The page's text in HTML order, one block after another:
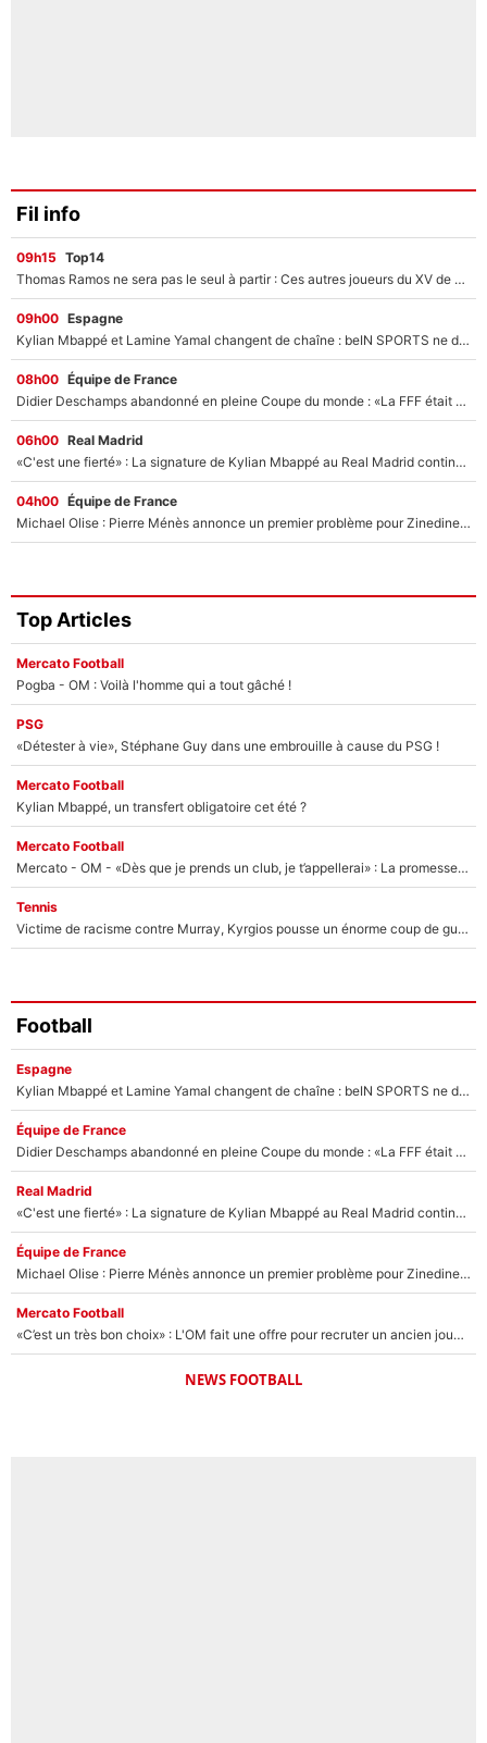
Fil info
09h15 Top14
Thomas Ramos ne sera pas le seul à partir : Ces autres joueurs du XV de France pourraient aussi quitter le Stade Toulousain, un club de Top 14 est déjà sur les rangs
09h00 Espagne
Kylian Mbappé et Lamine Yamal changent de chaîne : beIN SPORTS ne digère pas cette décision historique et prédit un fiasco pour la Liga
08h00 Équipe de France
Didier Deschamps abandonné en pleine Coupe du monde : «La FFF était déjà passée à Zinedine Zidane»
06h00 Real Madrid
«C'est une fierté» : La signature de Kylian Mbappé au Real Madrid continue de régaler l'Espagne
04h00 Équipe de France
Michael Olise : Pierre Ménès annonce un premier problème pour Zinedine Zidane en équipe de France
Top Articles
Mercato Football
Pogba - OM : Voilà l'homme qui a tout gâché !
PSG
«Détester à vie», Stéphane Guy dans une embrouille à cause du PSG !
Mercato Football
Kylian Mbappé, un transfert obligatoire cet été ?
Mercato Football
Mercato - OM - «Dès que je prends un club, je t’appellerai» : La promesse de Marcelino au moment de claquer la porte
Tennis
Victime de racisme contre Murray, Kyrgios pousse un énorme coup de gueule !
Football
Espagne
Kylian Mbappé et Lamine Yamal changent de chaîne : beIN SPORTS ne digère pas cette décision historique et prédit un fiasco pour la Liga
Équipe de France
Didier Deschamps abandonné en pleine Coupe du monde : «La FFF était déjà passée à Zinedine Zidane»
Real Madrid
«C'est une fierté» : La signature de Kylian Mbappé au Real Madrid continue de régaler l'Espagne
Équipe de France
Michael Olise : Pierre Ménès annonce un premier problème pour Zinedine Zidane en équipe de France
Mercato Football
«C’est un très bon choix» : L'OM fait une offre pour recruter un ancien joueur du PSG... et c'est validé dans l'After Foot !
NEWS FOOTBALL